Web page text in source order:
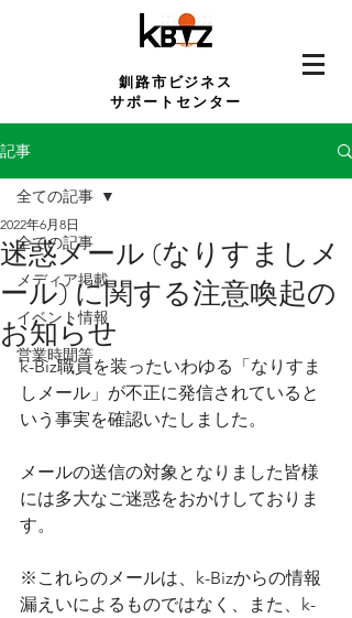
釧路市ビジネス
サポートセンター
記事
全ての記事
メディア掲載
イベント情報
営業時間等
全ての記事
迷惑メール (なりすましメ
ール) に関する注意喚起の
お知らせ
2022年6月8日
k-Biz職員を装ったいわゆる「なりすま
しメール」が不正に発信されていると
いう事実を確認いたしました。
メールの送信の対象となりました皆様
には多大なご迷惑をおかけしておりま
す。
※これらのメールは、k-Bizからの情報
漏えいによるものではなく、また、k-